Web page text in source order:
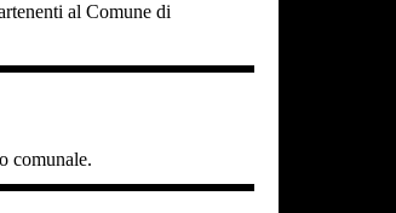
al Comune di
comunale.